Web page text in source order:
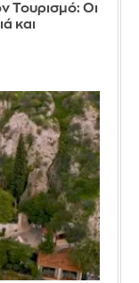
Τουρισμό: Οι
και